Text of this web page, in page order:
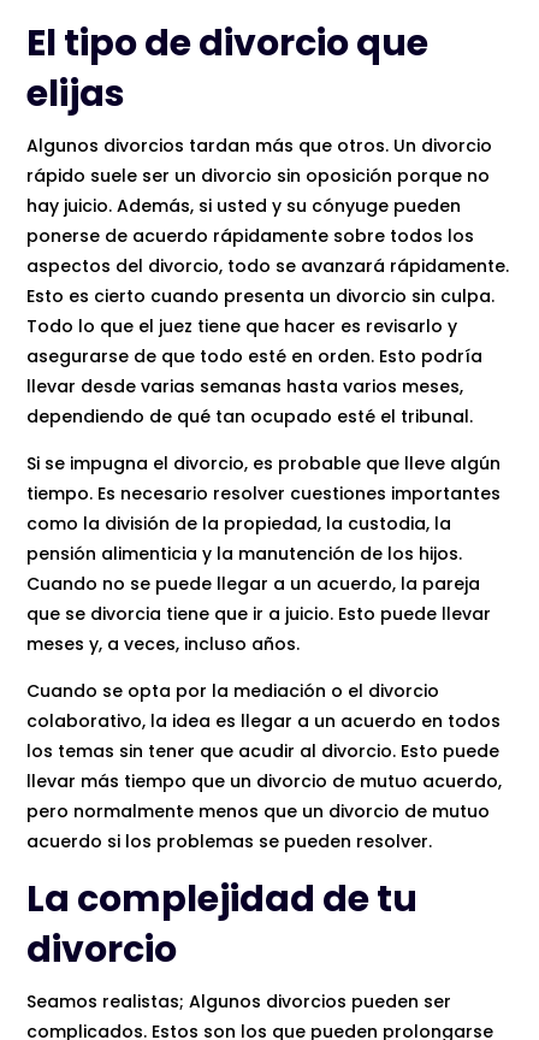
El tipo de divorcio que
elijas
Algunos divorcios tardan más que otros. Un divorcio
rápido suele ser un divorcio sin oposición porque no
hay juicio. Además, si usted y su cónyuge pueden
ponerse de acuerdo rápidamente sobre todos los
aspectos del divorcio, todo se avanzará rápidamente.
Esto es cierto cuando presenta un divorcio sin culpa.
Todo lo que el juez tiene que hacer es revisarlo y
asegurarse de que todo esté en orden. Esto podría
llevar desde varias semanas hasta varios meses,
dependiendo de qué tan ocupado esté el tribunal.
Si se impugna el divorcio, es probable que lleve algún
tiempo. Es necesario resolver cuestiones importantes
como la división de la propiedad, la custodia, la
pensión alimenticia y la manutención de los hijos.
Cuando no se puede llegar a un acuerdo, la pareja
que se divorcia tiene que ir a juicio. Esto puede llevar
meses y, a veces, incluso años.
Cuando se opta por la mediación o el divorcio
colaborativo, la idea es llegar a un acuerdo en todos
los temas sin tener que acudir al divorcio. Esto puede
llevar más tiempo que un divorcio de mutuo acuerdo,
pero normalmente menos que un divorcio de mutuo
acuerdo si los problemas se pueden resolver.
La complejidad de tu
divorcio
Seamos realistas; Algunos divorcios pueden ser
complicados. Estos son los que pueden prolongarse